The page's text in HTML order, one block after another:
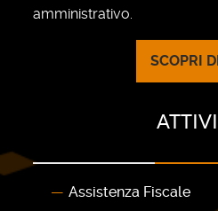
amministrativo.
SCOPRI
Assistenza Fiscale